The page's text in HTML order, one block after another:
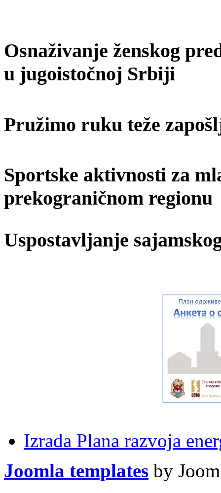
Osnaživanje ženskog
u jugoistočnoj Srbiji
Pružimo ruku teže
Sportske aktivnosti za
prekograničnom regionu
Uspostavljanje
Izrada Plana razvoja
Joomla templates by